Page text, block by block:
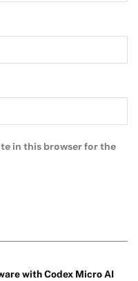
in this browser for the
with Codex Micro AI